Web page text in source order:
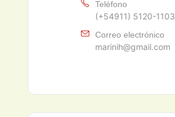
Teléfono
(+54911) 5120-1103
Correo electrónico
marinih@gmail.com